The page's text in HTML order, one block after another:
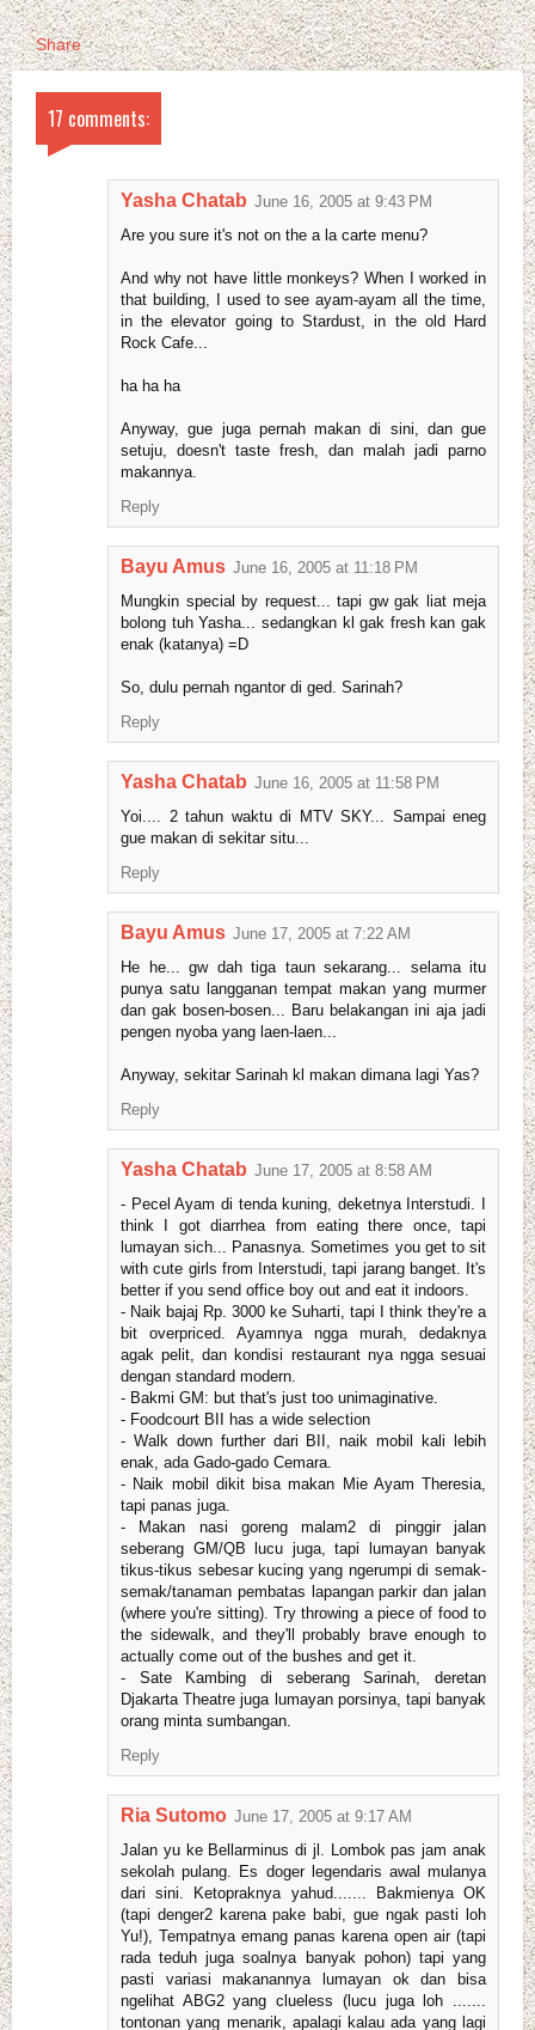
Share
17 comments:
Yasha Chatab June 16, 2005 at 9:43 PM
Are you sure it's not on the a la carte menu?
And why not have little monkeys? When I worked in
that building, I used to see ayam-ayam all the time,
in the elevator going to Stardust, in the old Hard
Rock Cafe...
ha ha ha
Anyway, gue juga pernah makan di sini, dan gue
setuju, doesn't taste fresh, dan malah jadi parno
makannya.
Reply
Bayu Amus June 16, 2005 at 11:18 PM
Mungkin special by request... tapi gw gak liat meja
bolong tuh Yasha... sedangkan kl gak fresh kan gak
enak (katanya) =D
So, dulu pernah ngantor di ged. Sarinah?
Reply
Yasha Chatab June 16, 2005 at 11:58 PM
Yoi.... 2 tahun waktu di MTV SKY... Sampai eneg
gue makan di sekitar situ...
Reply
Bayu Amus June 17, 2005 at 7:22 AM
He he... gw dah tiga taun sekarang... selama itu
punya satu langganan tempat makan yang murmer
dan gak bosen-bosen... Baru belakangan ini aja jadi
pengen nyoba yang laen-laen...
Anyway, sekitar Sarinah kl makan dimana lagi Yas?
Reply
Yasha Chatab June 17, 2005 at 8:58 AM
- Pecel Ayam di tenda kuning, deketnya Interstudi. I
think I got diarrhea from eating there once, tapi
lumayan sich... Panasnya. Sometimes you get to sit
with cute girls from Interstudi, tapi jarang banget. It's
better if you send office boy out and eat it indoors.
- Naik bajaj Rp. 3000 ke Suharti, tapi I think they're a
bit overpriced. Ayamnya ngga murah, dedaknya
agak pelit, dan kondisi restaurant nya ngga sesuai
dengan standard modern.
- Bakmi GM: but that's just too unimaginative.
- Foodcourt BII has a wide selection
- Walk down further dari BII, naik mobil kali lebih
enak, ada Gado-gado Cemara.
- Naik mobil dikit bisa makan Mie Ayam Theresia,
tapi panas juga.
- Makan nasi goreng malam2 di pinggir jalan
seberang GM/QB lucu juga, tapi lumayan banyak
tikus-tikus sebesar kucing yang ngerumpi di semak-
semak/tanaman pembatas lapangan parkir dan jalan
(where you're sitting). Try throwing a piece of food to
the sidewalk, and they'll probably brave enough to
actually come out of the bushes and get it.
- Sate Kambing di seberang Sarinah, deretan
Djakarta Theatre juga lumayan porsinya, tapi banyak
orang minta sumbangan.
Reply
Ria Sutomo June 17, 2005 at 9:17 AM
Jalan yu ke Bellarminus di jl. Lombok pas jam anak
sekolah pulang. Es doger legendaris awal mulanya
dari sini. Ketopraknya yahud....... Bakmienya OK
(tapi denger2 karena pake babi, gue ngak pasti loh
Yu!), Tempatnya emang panas karena open air (tapi
rada teduh juga soalnya banyak pohon) tapi yang
pasti variasi makanannya lumayan ok dan bisa
ngelihat ABG2 yang clueless (lucu juga loh .......
tontonan yang menarik, apalagi kalau ada yang lagi